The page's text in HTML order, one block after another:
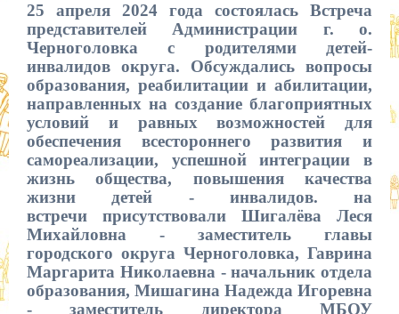
25 апреля 2024 года состоялась Встреча
представителей Администрации г. о.
Черноголовка с родителями детей-
инвалидов округа. Обсуждались вопросы
образования, реабилитации и абилитации,
направленных на создание благоприятных
условий и равных возможностей для
обеспечения всестороннего развития и
самореализации, успешной интеграции в
жизнь общества, повышения качества
жизни детей - инвалидов. на
встречи присутствовали Шигалёва Леся
Михайловна - заместитель главы
городского округа Черноголовка, Гаврина
Маргарита Николаевна - начальник отдела
образования, Мишагина Надежда Игоревна
- заместитель директора МБОУ